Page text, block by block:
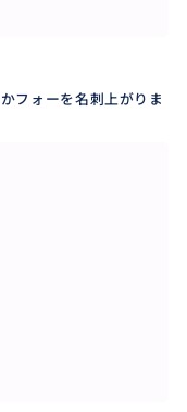
フォーを名刺上がりま